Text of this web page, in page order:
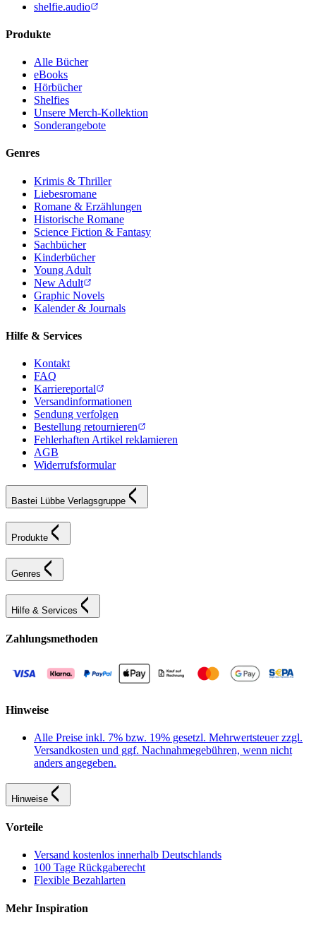
shelfie.audio
Produkte
Alle Bücher
eBooks
Hörbücher
Shelfies
Unsere Merch-Kollektion
Sonderangebote
Genres
Krimis & Thriller
Liebesromane
Romane & Erzählungen
Historische Romane
Science Fiction & Fantasy
Sachbücher
Kinderbücher
Young Adult
New Adult
Graphic Novels
Kalender & Journals
Hilfe & Services
Kontakt
FAQ
Karriereportal
Versandinformationen
Sendung verfolgen
Bestellung retournieren
Fehlerhaften Artikel reklamieren
AGB
Widerrufsformular
Bastei Lübbe Verlagsgruppe
Produkte
Genres
Hilfe & Services
Zahlungsmethoden
Hinweise
Alle Preise inkl. 7% bzw. 19% gesetzl. Mehrwertsteuer zzgl.
Versandkosten und ggf. Nachnahmegebühren, wenn nicht
anders angegeben.
Hinweise
Vorteile
Versand kostenlos innerhalb Deutschlands
100 Tage Rückgaberecht
Flexible Bezahlarten
Mehr Inspiration